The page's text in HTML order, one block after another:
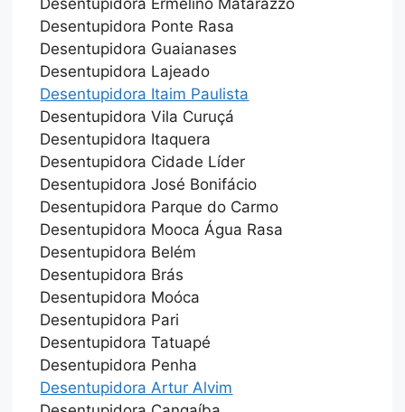
Desentupidora Ermelino Matarazzo
Desentupidora Ponte Rasa
Desentupidora Guaianases
Desentupidora Lajeado
Desentupidora Itaim Paulista
Desentupidora Vila Curuçá
Desentupidora Itaquera
Desentupidora Cidade Líder
Desentupidora José Bonifácio
Desentupidora Parque do Carmo
Desentupidora Mooca Água Rasa
Desentupidora Belém
Desentupidora Brás
Desentupidora Moóca
Desentupidora Pari
Desentupidora Tatuapé
Desentupidora Penha
Desentupidora Artur Alvim